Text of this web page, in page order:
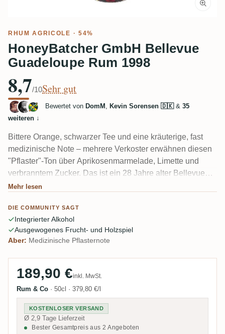
RHUM AGRICOLE · 54%
HoneyBatcher GmbH Bellevue
Guadeloupe Rum 1998
8,7/10Sehr gut
Bewertet von DomM , Kevin Sorensen 🇩🇰& 35
weiteren ↓
Bittere Orange, schwarzer Tee und eine kräuterige, fast
medizinische Note – mehrere Verkoster erwähnen diesen
"Pflaster"-Ton über Aprikosenmarmelade, Limette und
verbranntem Zucker. Das ist ein 28 Jahre alter Bellevue
1998 aus Guadeloupe mit 54 %, und das Alter zeigt sich in
auszutrocknen. Die meisten finden den Alkohol für die
Stärke schön integriert.
Mehr lesen
DIE COMMUNITY SAGT
Integrierter Alkohol
Ausgewogenes Frucht- und Holzspiel
Aber: Medizinische Pflasternote
189,90 €inkl. MwSt.
Rum & Co · 50cl · 379,80 €/l
KOSTENLOSER VERSAND
Ø 2,9 Tage Lieferzeit
Bester Gesamtpreis aus 2 Angeboten